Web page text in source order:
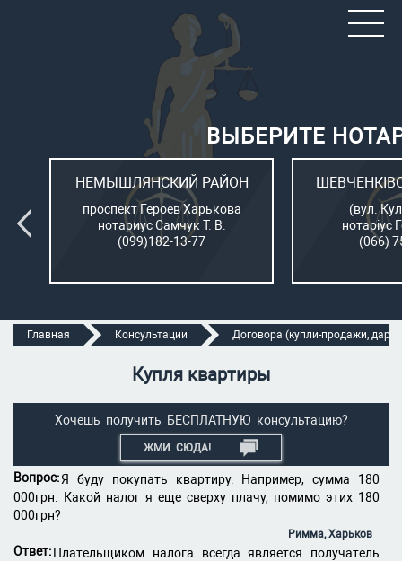
ВЫБЕРИТЕ
НЕМЫШЛЯНСКИЙ РАЙОН
проспект Героев Харькова
нотариус Самчук Т. В.
(099)182-13-77
(вул.
нотаріус
(066)
Главная Консультации Договора (купли-продажи,
Купля квартиры
Хочешь получить БЕСПЛАТНУЮ консультацию?
ЖМИ СЮДА!
Вопрос:Я буду покупать квартиру. Например, сумма 180
000грн. Какой налог я еще сверху плачу, помимо этих 180
000грн?
Римма, Харьков
Ответ: Плательщиком налога всегда является получатель